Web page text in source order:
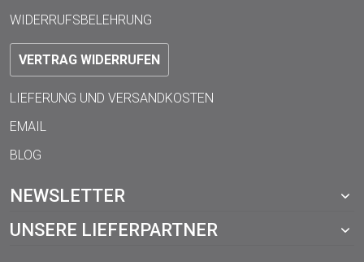
WIDERRUFSBELEHRUNG
VERTRAG WIDERRUFEN
LIEFERUNG UND VERSANDKOSTEN
EMAIL
BLOG
NEWSLETTER
UNSERE LIEFERPARTNER